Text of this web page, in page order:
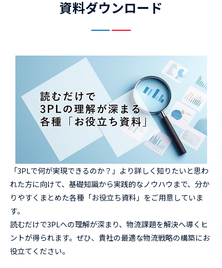
資料ダウンロード
「3PLで何が実現できるのか？」より詳しく知りたいと思わ
れた方に向けて、基礎知識から実践的なノウハウまで、分か
りやすくまとめた各種「お役立ち資料」をご用意していま
す。
読むだけで3PLへの理解が深まり、物流課題を解決へ導くヒ
ントが得られます。ぜひ、貴社の最適な物流戦略の構築にお
役立てください。